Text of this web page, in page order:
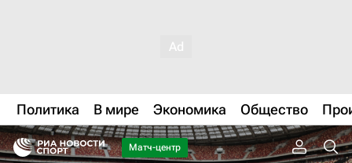
Политика В мире Экономика Общество
Матч-центр